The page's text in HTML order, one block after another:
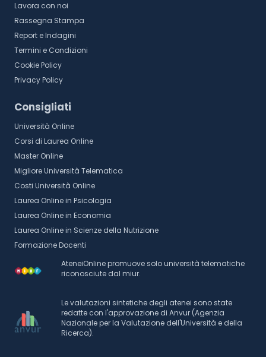
Lavora con noi
Rassegna Stampa
Report e Indagini
Termini e Condizioni
Cookie Policy
Privacy Policy
Consigliati
Università Online
Corsi di Laurea Online
Master Online
Migliore Università Telematica
Costi Università Online
Laurea Online in Psicologia
Laurea Online in Economia
Laurea Online in Scienze della Nutrizione
Formazione Docenti
AteneiOnline promuove solo università telematiche
riconosciute dal miur.
Le valutazioni sintetiche degli atenei sono state
redatte con l'approvazione di Anvur (Agenzia
Nazionale per la Valutazione dell'Università e della
Ricerca).